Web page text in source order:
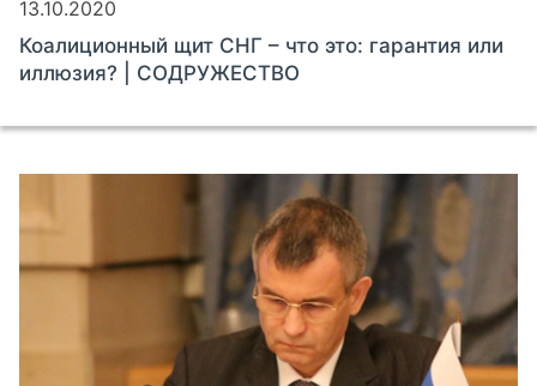
13.10.2020
Коалиционный щит СНГ – что это: гарантия или
иллюзия? | СОДРУЖЕСТВО